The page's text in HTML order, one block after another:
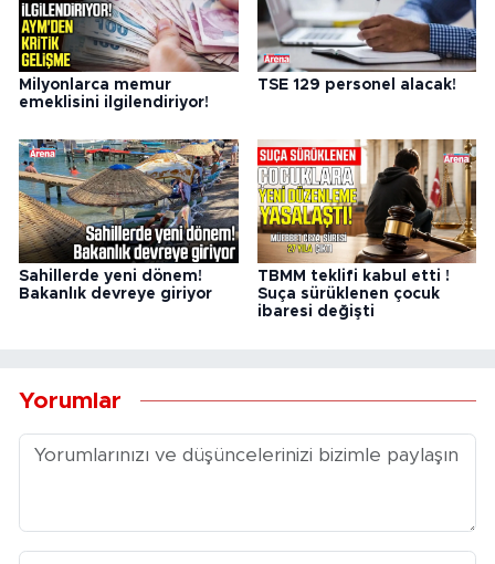
Milyonlarca memur
emeklisini ilgilendiriyor!
TSE 129 personel alacak!
Sahillerde yeni dönem!
Bakanlık devreye giriyor
TBMM teklifi kabul etti !
Suça sürüklenen çocuk
ibaresi değişti
Yorumlar